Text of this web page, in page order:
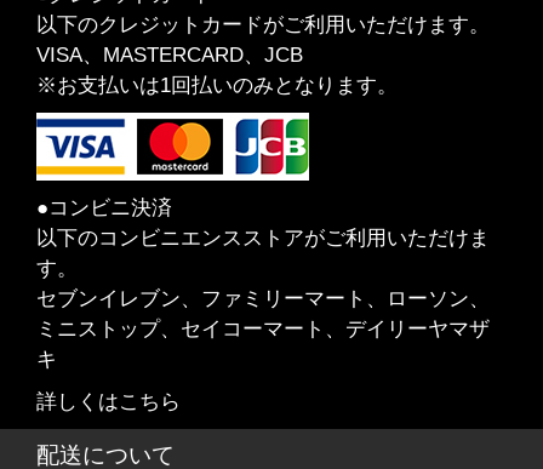
以下のクレジットカードがご利用いただけます。
VISA、MASTERCARD、JCB
※お支払いは1回払いのみとなります。
●コンビニ決済
以下のコンビニエンスストアがご利用いただけま
す。
セブンイレブン、ファミリーマート、ローソン、
ミニストップ、セイコーマート、デイリーヤマザ
キ
詳しくはこちら
配送について